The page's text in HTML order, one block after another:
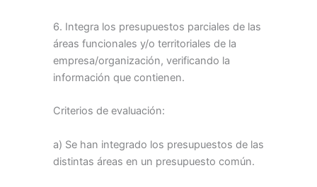
6. Integra los presupuestos parciales de las
áreas funcionales y/o territoriales de la
empresa/organización, verificando la
información que contienen.
Criterios de evaluación:
a) Se han integrado los presupuestos de las
distintas áreas en un presupuesto común.